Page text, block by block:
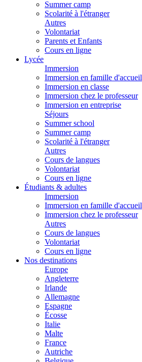
Summer camp
Scolarité à l'étranger
Autres
Volontariat
Parents et Enfants
Cours en ligne
Lycée
Immersion
Immersion en famille d'accueil
Immersion en classe
Immersion chez le professeur
Immersion en entreprise
Séjours
Summer school
Summer camp
Scolarité à l'étranger
Autres
Cours de langues
Volontariat
Cours en ligne
Étudiants & adultes
Immersion
Immersion en famille d'accueil
Immersion chez le professeur
Autres
Cours de langues
Volontariat
Cours en ligne
Nos destinations
Europe
Angleterre
Irlande
Allemagne
Espagne
Écosse
Italie
Malte
France
Autriche